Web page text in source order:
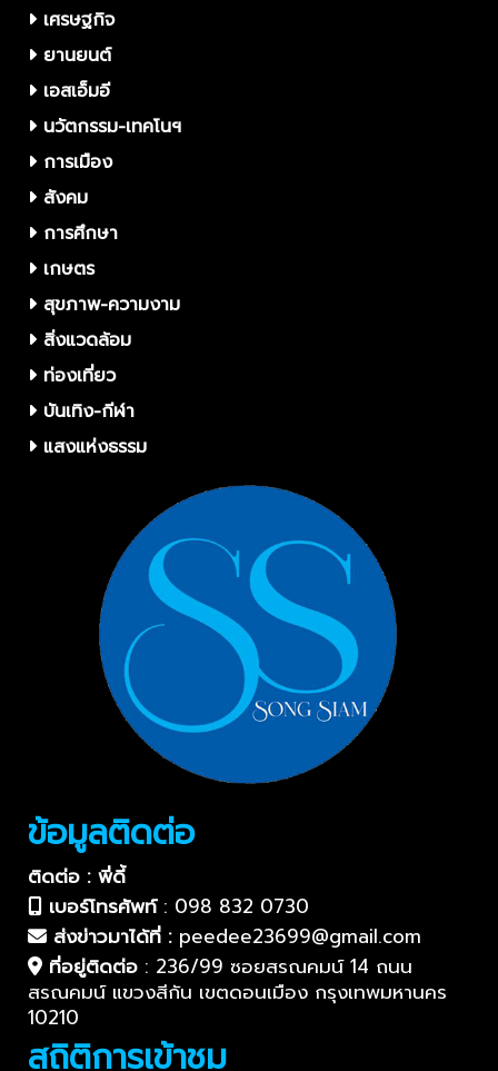
เศรษฐกิจ
ยานยนต์
เอสเอ็มอี
นวัตกรรม-เทคโนฯ
การเมือง
สังคม
การศึกษา
เกษตร
สุขภาพ-ความงาม
สิ่งแวดล้อม
ท่องเที่ยว
บันเทิง-กีฬา
แสงแห่งธรรม
ข้อมูลติดต่อ
ติดต่อ : พี่ดี้
เบอร์โทรศัพท์: 098 832 0730
ส่งข่าวมาได้ที่ : peedee23699@gmail.com
ที่อยู่ติดต่อ : 236/99 ซอยสรณคมน์ 14 ถนน
สรณคมน์ แขวงสีกัน เขตดอนเมือง กรุงเทพมหานคร
10210
สถิติการเข้าชม